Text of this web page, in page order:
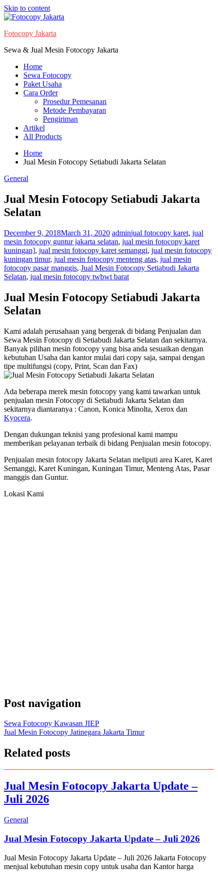
Skip to content
Fotocopy Jakarta
Sewa & Jual Mesin Fotocopy Jakarta
Home
Sewa Fotocopy
Paket Usaha
Cara Order
Prosedur Pemesanan
Metode Pembayaran
Pengiriman
Artikel
All Products
Home
Jual Mesin Fotocopy Setiabudi Jakarta Selatan
General
Jual Mesin Fotocopy Setiabudi Jakarta
Selatan
December 9, 2018March 31, 2020 adminjual fotocopy karet, jual
mesin fotocopy guntur jakarta selatan, jual mesin fotocopy karet
kuningan], jual mesin fotocopy karet semanggi, jual mesin fotocopy
kuningan timur, jual mesin fotocopy menteng atas, jual mesin
fotocopy pasar manggis, Jual Mesin Fotocopy Setiabudi Jakarta
Selatan, jual mesin fotocopy twbwt barat
Jual Mesin Fotocopy Setiabudi Jakarta
Selatan
Kami adalah perusahaan yang bergerak di bidang Penjualan dan
Sewa Mesin Fotocopy di Setiabudi Jakarta Selatan dan sekitarnya.
Banyak pilihan mesin fotocopy yang bisa anda sesuaikan dengan
kebutuhan Usaha dan kantor mulai dari copy saja, sampai dengan
tipe multifungsi (copy, Print, Scan dan Fax)
Ada beberapa merek mesin fotocopy yang kami tawarkan untuk
penjualan mesin Fotocopy di Setiabudi Jakarta Selatan dan
sekitarnya diantaranya : Canon, Konica Minolta, Xerox dan
Kyocera.
Dengan dukungan teknisi yang profesional kami mampu
memberikan pelayanan terbaik di bidang Penjualan mesin fotocopy.
Penjualan mesin fotocopy Jakarta Selatan meliputi area Karet, Karet
Semanggi, Karet Kuningan, Kuningan Timur, Menteng Atas, Pasar
manggis dan Guntur.
Lokasi Kami
Post navigation
Sewa Fotocopy Kawasan JIEP
Jual Mesin Fotocopy Jatinegara Jakarta Timur
Related posts
Jual Mesin Fotocopy Jakarta Update –
Juli 2026
General
Jual Mesin Fotocopy Jakarta Update – Juli 2026
Jual Mesin Fotocopy Jakarta Update – Juli 2026 Jakarta Fotocopy
menjual kebutuhan mesin copy untuk usaha dan Kantor harga